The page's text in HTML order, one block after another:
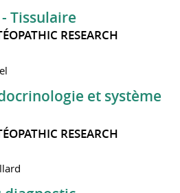
Tissulaire
RESEARCH
et système
RESEARCH